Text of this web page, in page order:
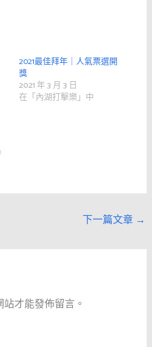
2021最佳拜年｜人氣票選開
獎
2021 年 3 月 3 日
在「內湖打擊樂」中
下一篇文章 →
站才能發佈留言。